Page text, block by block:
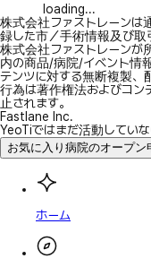
loading...
株式会社ファストレーンは
録した市／手術情報及び取
株式会社ファストレーンが
内の商品/病院/イベント情
テンツに対する無断複製、
行為は著作権法およびコン
止されます。
Fastlane Inc.
YeoTiではまだ活動していな
お気に入り病院のオープン
ホーム